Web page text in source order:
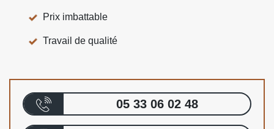
Prix imbattable
Travail de qualité
05 33 06 02 48